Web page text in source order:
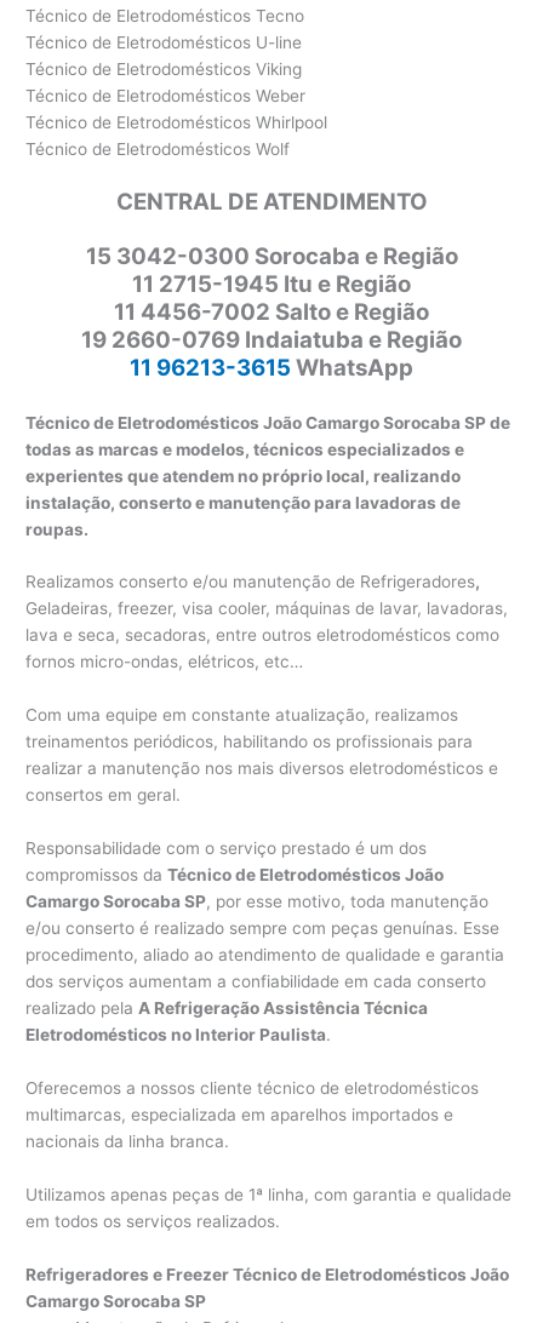
Técnico de Eletrodomésticos Tecno
Técnico de Eletrodomésticos U-line
Técnico de Eletrodomésticos Viking
Técnico de Eletrodomésticos Weber
Técnico de Eletrodomésticos Whirlpool
Técnico de Eletrodomésticos Wolf
CENTRAL DE ATENDIMENTO
15 3042-0300 Sorocaba e Região
11 2715-1945 Itu e Região
11 4456-7002 Salto e Região
19 2660-0769 Indaiatuba e Região
11 96213-3615 WhatsApp
Técnico de Eletrodomésticos João Camargo Sorocaba SP de
todas as marcas e modelos, técnicos especializados e
experientes que atendem no próprio local, realizando
instalação, conserto e manutenção para lavadoras de
roupas.
Realizamos conserto e/ou manutenção de Refrigeradores,
Geladeiras, freezer, visa cooler, máquinas de lavar, lavadoras,
lava e seca, secadoras, entre outros eletrodomésticos como
fornos micro-ondas, elétricos, etc…
Com uma equipe em constante atualização, realizamos
treinamentos periódicos, habilitando os profissionais para
realizar a manutenção nos mais diversos eletrodomésticos e
consertos em geral.
Responsabilidade com o serviço prestado é um dos
compromissos daTécnico de Eletrodomésticos João
Camargo Sorocaba SP, por esse motivo, toda manutenção
e/ou conserto é realizado sempre com peças genuínas. Esse
procedimento, aliado ao atendimento de qualidade e garantia
dos serviços aumentam a confiabilidade em cada conserto
realizado pela A Refrigeração Assistência Técnica
Eletrodomésticos no Interior Paulista.
Oferecemos a nossos cliente técnico de eletrodomésticos
multimarcas, especializada em aparelhos importados e
nacionais da linha branca.
Utilizamos apenas peças de 1ª linha, com garantia e qualidade
em todos os serviços realizados.
Refrigeradores e Freezer Técnico de Eletrodomésticos João
Camargo Sorocaba SP